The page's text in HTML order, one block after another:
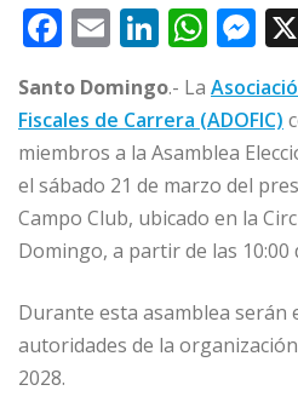
F
a
c
e
b
o
o
k
E
m
ai
l
Li
k
e
dI
n
W
h
at
s
A
p
p
M
e
ss
e
n
g
e
r
Santo Domingo.- La
Fiscales de Carrera (ADOFIC)
miembros a la Asamblea
el sábado 21 de marzo del
Campo Club, ubicado en la
Domingo, a partir de las 10:00
Durante esta asamblea serán
autoridades de la
2028.